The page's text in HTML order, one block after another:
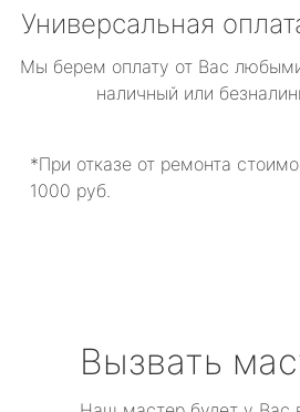
Универсальная
Мы берем оплату от Вас
наличный или
*При отказе от ремонта
1000 руб.
Вызвать